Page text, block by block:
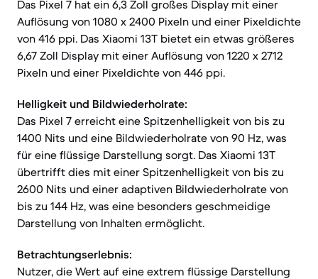
Das Pixel 7 hat ein 6,3 Zoll großes Display mit einer
Auflösung von 1080 x 2400 Pixeln und einer Pixeldichte
von 416 ppi. Das Xiaomi 13T bietet ein etwas größeres
6,67 Zoll Display mit einer Auflösung von 1220 x 2712
Pixeln und einer Pixeldichte von 446 ppi.
Helligkeit und Bildwiederholrate:
Das Pixel 7 erreicht eine Spitzenhelligkeit von bis zu
1400 Nits und eine Bildwiederholrate von 90 Hz, was
für eine flüssige Darstellung sorgt. Das Xiaomi 13T
übertrifft dies mit einer Spitzenhelligkeit von bis zu
2600 Nits und einer adaptiven Bildwiederholrate von
bis zu 144 Hz, was eine besonders geschmeidige
Darstellung von Inhalten ermöglicht.
Betrachtungserlebnis:
Nutzer, die Wert auf eine extrem flüssige Darstellung